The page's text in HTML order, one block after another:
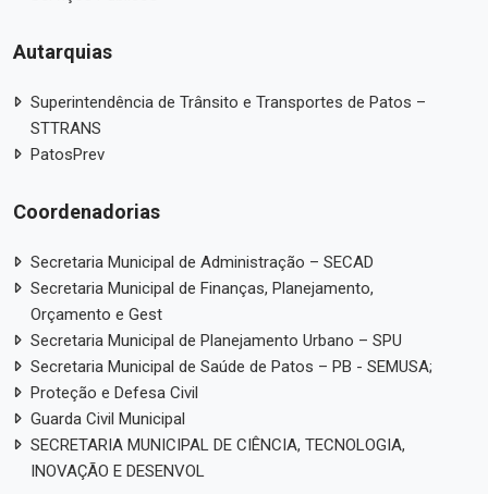
Autarquias
Superintendência de Trânsito e Transportes de Patos –
STTRANS
PatosPrev
Coordenadorias
Secretaria Municipal de Administração – SECAD
Secretaria Municipal de Finanças, Planejamento,
Orçamento e Gest
Secretaria Municipal de Planejamento Urbano – SPU
Secretaria Municipal de Saúde de Patos – PB - SEMUSA;
Proteção e Defesa Civil
Guarda Civil Municipal
SECRETARIA MUNICIPAL DE CIÊNCIA, TECNOLOGIA,
INOVAÇÃO E DESENVOL